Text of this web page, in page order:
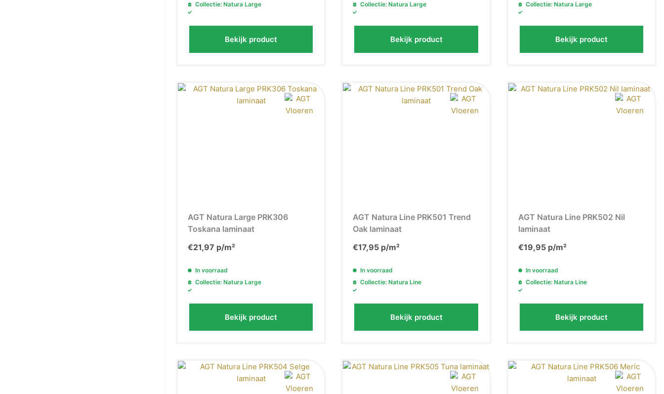
Collectie: Natura Large
Bekijk product
Collectie: Natura Large
Bekijk product
Collectie: Natura Large
Bekijk product
AGT Natura Large PRK306
Toskana laminaat
€21,97 p/m²
In voorraad
Collectie: Natura Large
Bekijk product
AGT Natura Line PRK501 Trend
Oak laminaat
€17,95 p/m²
In voorraad
Collectie: Natura Line
Bekijk product
AGT Natura Line PRK502 Nil
laminaat
€19,95p/m²
In voorraad
Collectie: Natura Line
Bekijk product